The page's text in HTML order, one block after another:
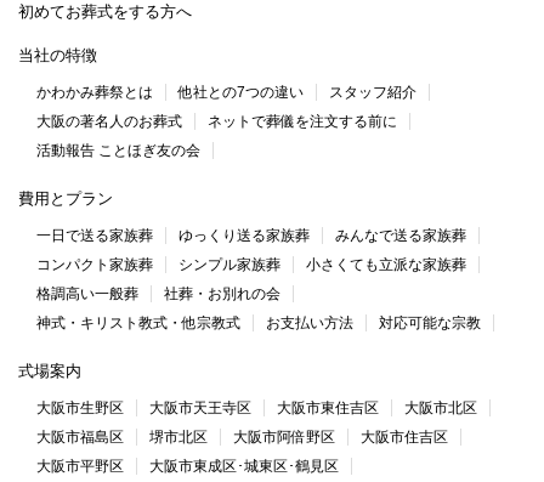
初めてお葬式をする方へ
当社の特徴
かわかみ葬祭とは 他社との7つの違い
スタッフ紹介
大阪の著名人のお葬式
ネットで葬儀を注文する前に
活動報告 ことほぎ友の会
費用とプラン
一日で送る家族葬 ゆっくり送る家族葬
みんなで送る家族葬
コンパクト家族葬
シンプル家族葬
小さくても立派な家族葬
格調高い一般葬
社葬・お別れの会
神式・キリスト教式・他宗教式
お支払い方法 対応可能な宗教
式場案内
大阪市生野区 大阪市天王寺区 大阪市東住吉区
大阪市北区
大阪市福島区
堺市北区 大阪市阿倍野区
大阪市住吉区
大阪市平野区
大阪市東成区･城東区･鶴見区